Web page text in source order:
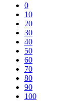
0
10
20
30
40
50
60
70
80
90
100